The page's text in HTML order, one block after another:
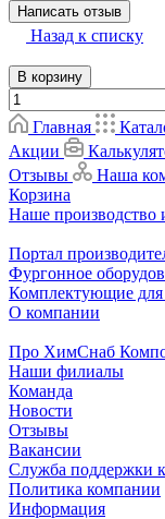
Написать отзыв
Назад к списку
В корзину
Главная
Акции
Отзывы
Наша
Корзина
Наше производство
Портал
Фургонное
Комплектующие для
О компании
Про ХимСнаб
Наши филиалы
Команда
Новости
Отзывы
Вакансии
Служба поддержки
Политика компании
Информация